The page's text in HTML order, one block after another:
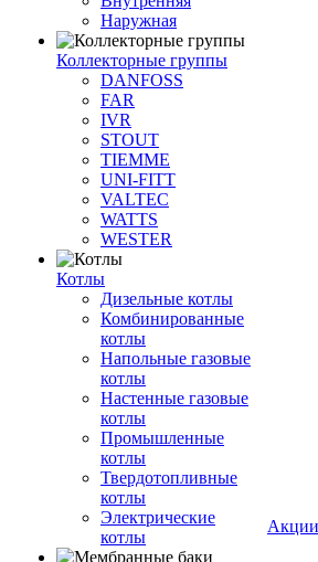
Наружная
Коллекторные группы
DANFOSS
FAR
IVR
STOUT
TIEMME
UNI-FITT
VALTEC
WATTS
WESTER
Котлы
Дизельные котлы
Комбинированные
котлы
Напольные газовые
котлы
Настенные газовые
котлы
Промышленные
котлы
Твердотопливные
котлы
Электрические
котлы
Акции